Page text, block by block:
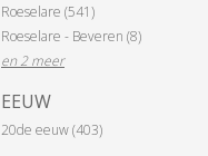
Roeselare (541)
Roeselare - Beveren (8)
en 2 meer
EEUW
20de eeuw (403)